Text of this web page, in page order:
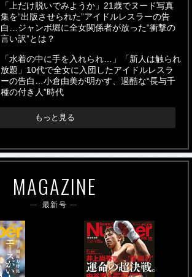
「上だけ脱いでみようか」21歳でヌード写真
集を“出版させられた”アイドルレスラーの告
白…ジャンボ堀に全女関係者が放った“衝撃の
言い訳”とは？
「水着の中に手を入れられ…」「新人は触られ
放題」10代で全女に入団したアイドルレスラ
ーの告白…小倉由美が明かす、過酷な“長与千
種の付き人”時代
もっと見る
MAGAZINE
最新号